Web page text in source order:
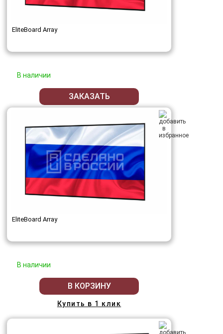
EliteBoard Array
В наличии
ЗАКАЗАТЬ
EliteBoard Array
В наличии
В КОРЗИНУ
Купить в 1 клик